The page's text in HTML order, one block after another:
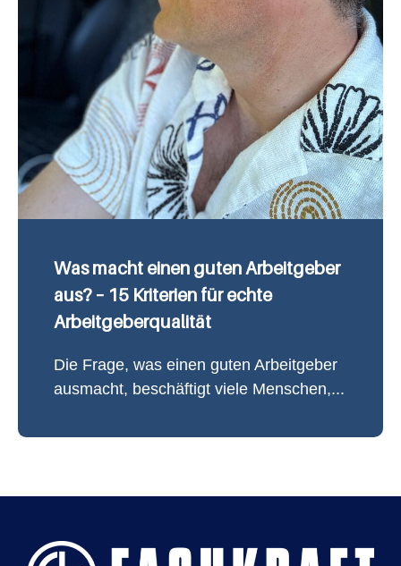
Was macht einen guten Arbeitgeber
aus? – 15 Kriterien für echte
Arbeitgeberqualität
Die Frage, was einen guten Arbeitgeber
ausmacht, beschäftigt viele Menschen,...